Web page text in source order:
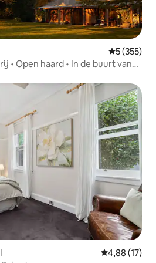
5 (355)
• Open haard • In de buurt van
Gemiddelde
4,88 (17)